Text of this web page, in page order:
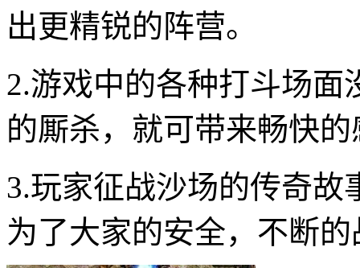
出更精锐的阵营。
2.游戏中的各种打斗场
的厮杀，就可带来畅快
3.玩家征战沙场的传奇
为了大家的安全，不断